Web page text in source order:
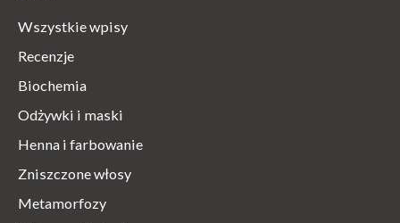
Wszystkie wpisy
Recenzje
Biochemia
Odżywki i maski
Henna i farbowanie
Zniszczone włosy
Metamorfozy